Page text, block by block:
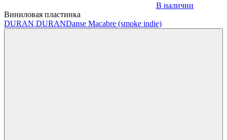
В наличии
Виниловая пластинка
DURAN DURANDanse Macabre (smoke indie)